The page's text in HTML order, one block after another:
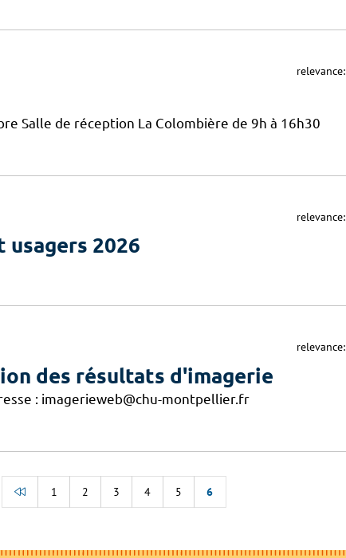
relevance:
Salle de réception La Colombière de 9h à 16h30
relevance:
2026
relevance:
des résultats d'imagerie
: imagerieweb@chu-montpellier.fr
1 2 3 4 5 6